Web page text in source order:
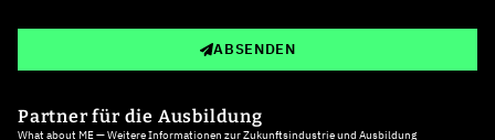
ABSENDEN
Partner für die Ausbildung
What about ME — Weitere Informationen zur Zukunftsindustrie und Ausbildung